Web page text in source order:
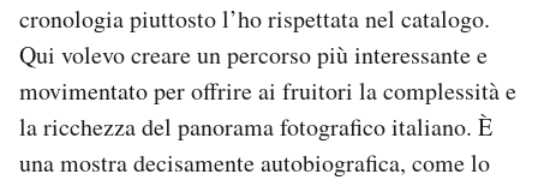
cronologia piuttosto l’ho rispettata nel catalogo.
Qui volevo creare un percorso più interessante e
movimentato per offrire ai fruitori la complessità e
la ricchezza del panorama fotografico italiano. È
una mostra decisamente autobiografica, come lo